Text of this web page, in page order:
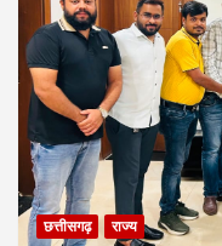
छत्तीसगढ़ राज्य